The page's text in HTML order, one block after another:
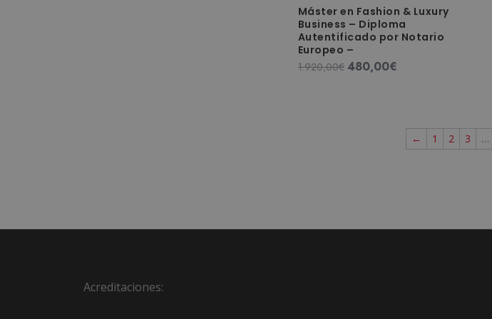
Máster en Fashion & Luxury
Business – Diploma
Autentificado por Notario
Europeo –
1.920,00€ El
480,00€El
480,00€.
← 1 2 3 …
Acreditaciones: